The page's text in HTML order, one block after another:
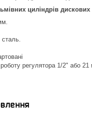
циліндрів
сталь.
регулятора 1/2" або